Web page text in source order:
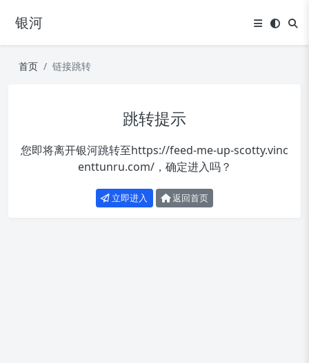
银河
首页 链接跳转
跳转提示
您即将离开银河跳转至https://feed-me-up-scotty.vinc
enttunru.com/，确定进入吗？
立即进入 返回首页